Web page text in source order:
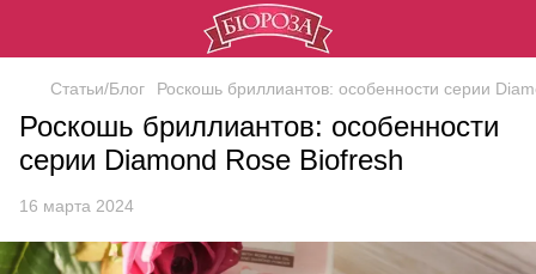
Статьи/Блог Роскошь бриллиантов: особенности серии
Роскошь бриллиантов: особенности
серии Diamond Rose Biofresh
16 марта 2024